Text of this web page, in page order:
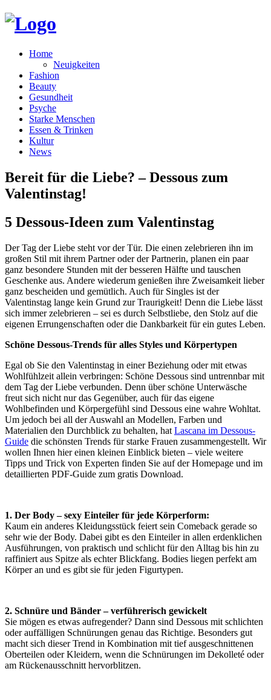
Home
Neuigkeiten
Fashion
Beauty
Gesundheit
Psyche
Starke Menschen
Essen & Trinken
Kultur
News
Bereit für die Liebe? – Dessous zum
Valentinstag!
5 Dessous-Ideen zum Valentinstag
Der Tag der Liebe steht vor der Tür. Die einen zelebrieren ihn im
großen Stil mit ihrem Partner oder der Partnerin, planen ein paar
ganz besondere Stunden mit der besseren Hälfte und tauschen
Geschenke aus. Andere wiederum genießen ihre Zweisamkeit lieber
ganz bescheiden und gemütlich. Auch für Singles ist der
Valentinstag lange kein Grund zur Traurigkeit! Denn die Liebe lässt
sich immer zelebrieren – sei es durch Selbstliebe, den Stolz auf die
eigenen Errungenschaften oder die Dankbarkeit für ein gutes Leben.
Schöne Dessous-Trends für alles Styles und Körpertypen
Egal ob Sie den Valentinstag in einer Beziehung oder mit etwas
Wohlfühlzeit allein verbringen: Schöne Dessous sind untrennbar mit
dem Tag der Liebe verbunden. Denn über schöne Unterwäsche
freut sich nicht nur das Gegenüber, auch für das eigene
Wohlbefinden und Körpergefühl sind Dessous eine wahre Wohltat.
Um jedoch bei all der Auswahl an Modellen, Farben und
Materialien den Durchblick zu behalten, hat Lascana im Dessous-
Guide die schönsten Trends für starke Frauen zusammengestellt. Wir
wollen Ihnen hier einen kleinen Einblick bieten – viele weitere
Tipps und Trick von Experten finden Sie auf der Homepage und im
detaillierten PDF-Guide zum gratis Download.
1. Der Body – sexy Einteiler für jede Körperform:
Kaum ein anderes Kleidungsstück feiert sein Comeback gerade so
sehr wie der Body. Dabei gibt es den Einteiler in allen erdenklichen
Ausführungen, von praktisch und schlicht für den Alltag bis hin zu
raffiniert aus Spitze als echter Blickfang. Bodies liegen perfekt am
Körper an und es gibt sie für jeden Figurtypen.‌
2. Schnüre und Bänder – verführerisch gewickelt
Sie mögen es etwas aufregender? Dann sind Dessous mit schlichten
oder auffälligen Schnürungen genau das Richtige. Besonders gut
macht sich dieser Trend in Kombination mit tief ausgeschnittenen
Oberteilen oder Kleidern, wenn die Schnürungen im Dekolleté oder
am Rückenausschnitt hervorblitzen.